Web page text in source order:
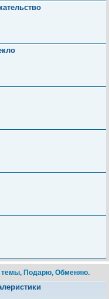
темы, Подарю, Обменяю.